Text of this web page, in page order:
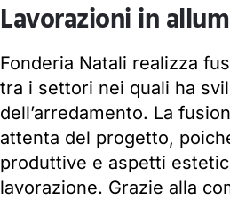
Lavorazioni in
Fonderia Natali realizza
tra i settori nei quali ha
dell’arredamento. La
attenta del progetto,
produttive e aspetti
lavorazione. Grazie alla